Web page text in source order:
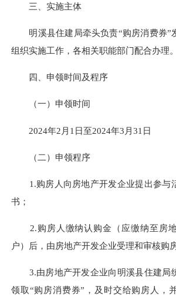
三、实施主体
明溪县住建局牵头负责“购房消费券”
组织实施工作，各相关职能部门配合办理。
四、申领时间及程序
（一）申领时间
2024年2月1日至2024年3月31日
（二）申领程序
1.购房人向房地产开发企业提出参与
书；
2.购房人缴纳认购金（应缴纳至房地
户）后，由房地产开发企业受理和审核购
3.由房地产开发企业向明溪县住建局
领取“购房消费券”，及时交给购房人，